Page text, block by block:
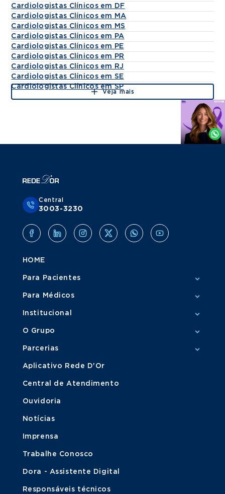
Cardiologistas Clínicos em DF
Cardiologistas Clínicos em MA
Cardiologistas Clínicos em MS
Cardiologistas Clínicos em PA
Cardiologistas Clínicos em PE
Cardiologistas Clínicos em PR
Cardiologistas Clínicos em RJ
Cardiologistas Clínicos em SE
Cardiologistas Clínicos em SP
Veja mais
Agende
Whatsapp
Central
3003-3230
HOME
Para Pacientes
Para Médicos
Institucional
O Grupo
Parcerias
Aplicativo Rede D'Or
Central de Atendimento
Ouvidoria
Notícias
Imprensa
Trabalhe Conosco
Dora - Assistente Digital
Responsáveis técnicos